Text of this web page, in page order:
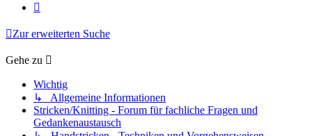
Zur erweiterten Suche
Gehe zu
Wichtig
↳ Allgemeine Informationen
Stricken/Knitting - Forum für fachliche Fragen und
Gedankenaustausch